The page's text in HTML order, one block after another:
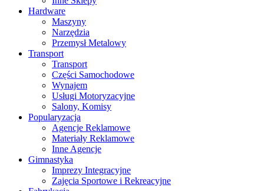
Hardware
Maszyny
Narzędzia
Przemysł Metalowy
Transport
Transport
Części Samochodowe
Wynajem
Usługi Motoryzacyjne
Salony, Komisy
Popularyzacja
Agencje Reklamowe
Materiały Reklamowe
Inne Agencje
Gimnastyka
Imprezy Integracyjne
Zajęcia Sportowe i Rekreacyjne